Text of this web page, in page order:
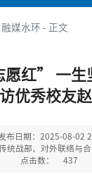
融媒水环 - 正文
愿红” 一
优秀校友
布日期：2025-08-02
统战部、对外联络与合
点击数：
437